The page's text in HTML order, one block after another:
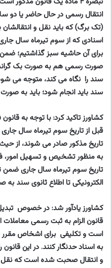
انتقال رسمی در حال حاضر یا دو
(تک برگ) که باید نقل و
اسنادی که ازسوم تیرماهسال
برای آنحاشیه سبزگذاشتیم؛ ضمن
صورت رسمی هم به صورت بک
سند را نگاه می کند، متوجه می
سند باید انجام شود؛ باید به
کشاورز تاکید کرد: با توجه به
قبل از تاریخ سوم تیرماه سال
تاریخ مذکور صادر می شوند، از
به منظور تشخیص و تسهیل امور،
تاریخ سوم تیرماه سال جاری ضمن
الکترونیکی تا اطلاع ثانوی سند
کشاورز یادآور شد: در خصوص
قانون الزام به ثبت رسمی
است و تکلیفی برای اشخاص مقرر
به اسناد حدنگار کنند. در این
و انتقال صحبت شده است که نقل